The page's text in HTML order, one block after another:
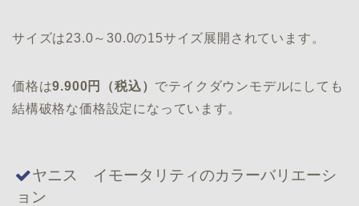
サイズは23.0～30.0の15サイズ展開されています。
価格は9.900円（税込） でテイクダウンモデルにしても
結構破格な価格設定になっています。
ヤニス イモータリティのカラーバリエーシ
ョン